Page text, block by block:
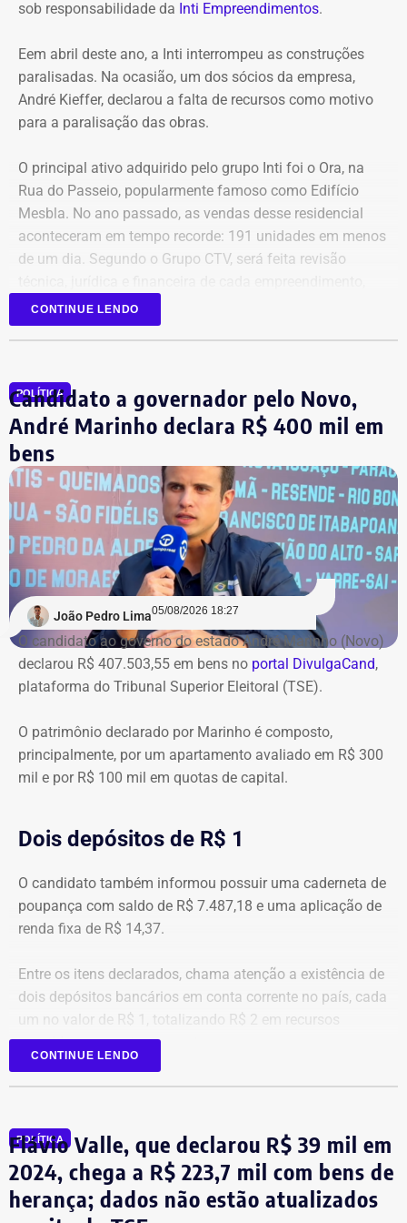
sob responsabilidade da Inti Empreendimentos.
Eem abril deste ano, a Inti interrompeu as construções
paralisadas. Na ocasião, um dos sócios da empresa,
André Kieffer, declarou a falta de recursos como motivo
para a paralisação das obras.
O principal ativo adquirido pelo grupo Inti foi o Ora, na
Rua do Passeio, popularmente famoso como Edifício
Mesbla. No ano passado, as vendas desse residencial
aconteceram em tempo recorde: 191 unidades em menos
de um dia. Segundo o Grupo CTV, será feita revisão
antes da retomada dos canteiros. Cronogramas de
entrega terão novas datas. Também haverá a definição
a Artesanal investimentos.
CONTINUE LENDO
POLÍTICA
Candidato a governador pelo Novo,
André Marinho declara R$ 400 mil em
bens
João Pedro Lima05/08/2026 18:27
O candidato ao governo do estado André Marinho (Novo)
declarou R$ 407.503,55 em bens no portal DivulgaCand,
plataforma do Tribunal Superior Eleitoral (TSE).
O patrimônio declarado por Marinho é composto,
principalmente, por um apartamento avaliado em R$ 300
mil e por R$ 100 mil em quotas de capital.
Dois depósitos de R$ 1
O candidato também informou possuir uma caderneta de
poupança com saldo de R$ 7.487,18 e uma aplicação de
renda fixa de R$ 14,37.
Entre os itens declarados, chama atenção a existência de
dois depósitos bancários em conta corrente no país, cada
um no valor de R$ 1, totalizando R$ 2 em recursos
mantidos em contas correntes.
A tenente-coronel da Polícia Militar Erigreyce Monteiro
em bens, relativos a um apartamento.
CONTINUE LENDO
POLÍTICA
Flávio Valle, que declarou R$ 39 mil em
2024, chega a R$ 223,7 mil com bens de
herança; dados não estão atualizados